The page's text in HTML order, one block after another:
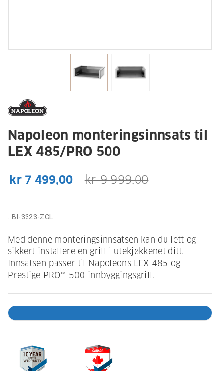
Napoleon monteringsinnsats til
LEX 485/PRO 500
kr 7 499,00 kr 9 999,00
: BI-3323-ZCL
Med denne monteringsinnsatsen kan du lett og
sikkert installere en grill i utekjøkkenet ditt.
Innsatsen passer til Napoleons LEX 485 og
Prestige PRO™ 500 innbyggingsgrill.